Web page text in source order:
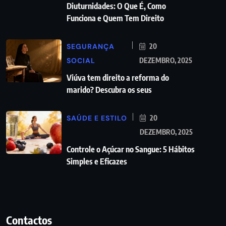
Diuturnidades: O Que É, Como
Funciona e Quem Tem Direito
SEGURANÇA
SOCIAL
20
DEZEMBRO, 2025
Viúva tem direito a reforma do
marido? Descubra os seus
SAÚDE E ESTILO
20
DEZEMBRO, 2025
Controle o Açúcar no Sangue: 5 Hábitos
Simples e Eficazes
Contactos